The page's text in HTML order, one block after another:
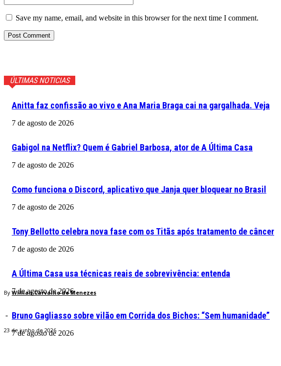
By Willian Carvalho de Menezes
-
23 de junho de 2026
Save my name, email, and website in this browser for the next time I comment.
ÚLTIMAS NOTICIAS
Anitta faz confissão ao vivo e Ana Maria Braga cai na gargalhada. Veja
7 de agosto de 2026
Gabigol na Netflix? Quem é Gabriel Barbosa, ator de A Última Casa
7 de agosto de 2026
Como funciona o Discord, aplicativo que Janja quer bloquear no Brasil
7 de agosto de 2026
Tony Bellotto celebra nova fase com os Titãs após tratamento de câncer
7 de agosto de 2026
A Última Casa usa técnicas reais de sobrevivência: entenda
7 de agosto de 2026
Bruno Gagliasso sobre vilão em Corrida dos Bichos: “Sem humanidade”
7 de agosto de 2026